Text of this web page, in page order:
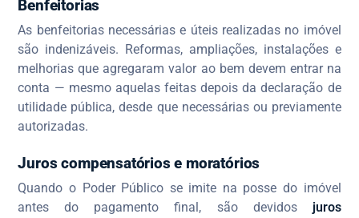
Benfeitorias
As benfeitorias necessárias e úteis realizadas no imóvel
são indenizáveis. Reformas, ampliações, instalações e
melhorias que agregaram valor ao bem devem entrar na
conta — mesmo aquelas feitas depois da declaração de
utilidade pública, desde que necessárias ou previamente
autorizadas.
Juros compensatórios e moratórios
Quando o Poder Público se imite na posse do imóvel
antes do pagamento final, são devidos juros